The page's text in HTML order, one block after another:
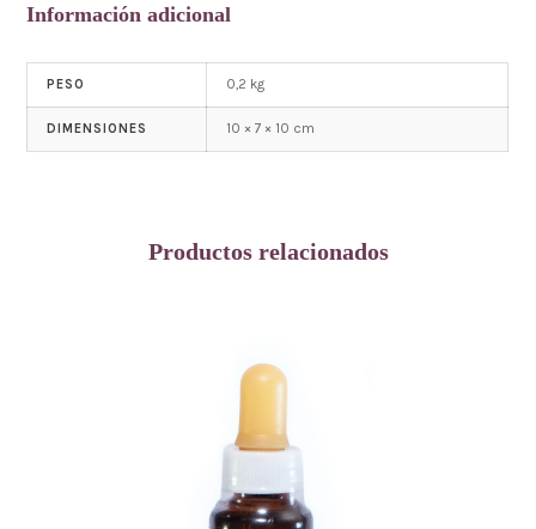
Información adicional
PESO 0,2 kg
DIMENSIONES 10 × 7 × 10 cm
Productos relacionados